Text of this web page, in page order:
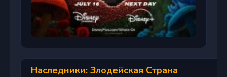
Наследники: Злодейская Страна